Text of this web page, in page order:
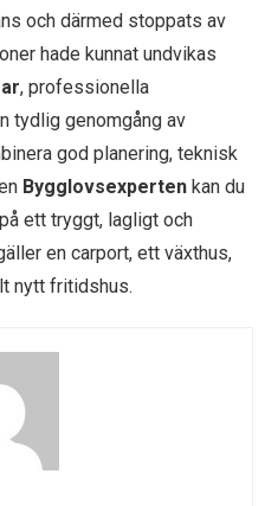
och därmed stoppats av
hade kunnat undvikas
, professionella
tydlig genomgång av
god planering, teknisk
Bygglovsexperten kan du
ett tryggt, lagligt och
en carport, ett växthus,
nytt fritidshus.